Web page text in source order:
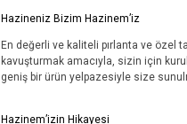
Hazineniz Bizim Hazinem’iz
En değerli ve kaliteli pırlanta ve özel
kavuşturmak amacıyla, sizin için
geniş bir ürün yelpazesiyle size
Hazinem’izin Hikayesi